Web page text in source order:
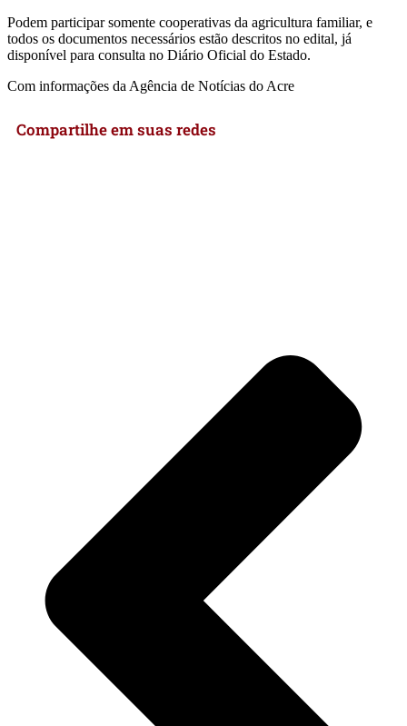
Podem participar somente cooperativas da agricultura familiar, e
todos os documentos necessários estão descritos no edital, já
disponível para consulta no Diário Oficial do Estado.
Com informações da Agência de Notícias do Acre
Compartilhe em suas redes